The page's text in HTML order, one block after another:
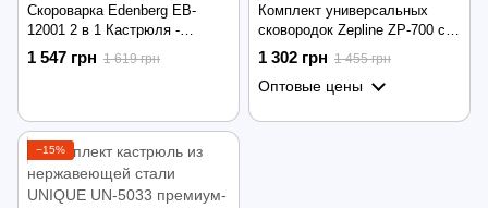
Скороварка Edenberg EB-
12001 2 в 1 Кастрюля -
скороварка, 6 л
1 547 грн 1 619 грн
Комплект универсальных
сковородок Zepline ZP-700 с
гранитным покрытием и
крышками (3 шт)
1 302 грн 1 455 грн
Оптовые цены
−15%